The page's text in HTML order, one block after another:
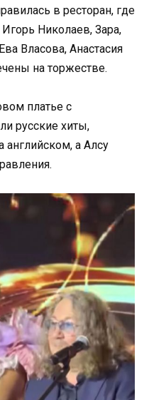
в ресторан, где
Николаев, Зара,
Власова, Анастасия
на торжестве.
платье с
русские хиты,
английском, а Алсу